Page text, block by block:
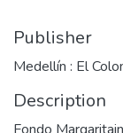
Publisher
Medellín : El
Description